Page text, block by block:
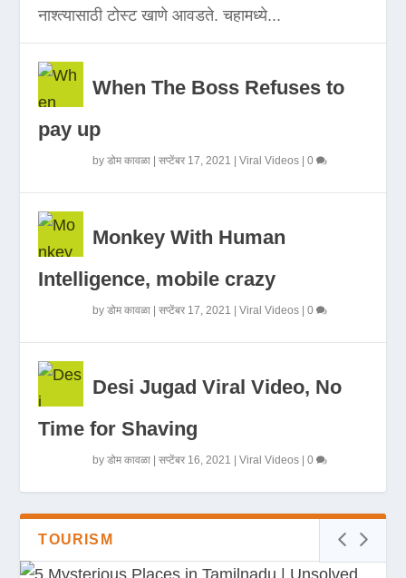
नाश्त्यासाठी टोस्ट खाणे आवडते. चहामध्ये...
When The Boss Refuses to
pay up
byडोम कावळा |सप्टेंबर 17, 2021 |Viral Videos |0
Monkey With Human
Intelligence, mobile crazy
byडोम कावळा |सप्टेंबर 17, 2021 |Viral Videos |0
Desi Jugad Viral Video, No
Time for Shaving
byडोम कावळा |सप्टेंबर 16, 2021 |Viral Videos |0
TOURISM